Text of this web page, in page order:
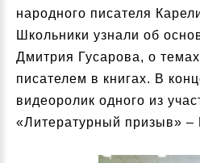
народного писателя
Школьники узнали об
Дмитрия Гусарова, о
писателем в книгах. В
видеоролик одного из
«Литературный призыв» –